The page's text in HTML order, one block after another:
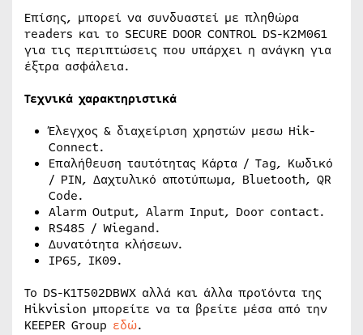
Επίσης, μπορεί να συνδυαστεί με πληθώρα
readers και το SECURE DOOR CONTROL DS-K2M061
για τις περιπτώσεις που υπάρχει η ανάγκη για
έξτρα ασφάλεια.
Τεχνικά χαρακτηριστικά
Έλεγχος & διαχείριση χρηστών μεσω Hik-
Connect.
Επαλήθευση ταυτότητας Κάρτα / Tag, Κωδικό
/ ΡΙΝ, Δαχτυλικό αποτύπωμα, Bluetooth, QR
Code.
Alarm Output, Alarm Input, Door contact.
RS485 / Wiegand.
Δυνατότητα κλήσεων.
IP65, IK09.
Το DS-K1T502DBWX αλλά και άλλα προϊόντα της
Hikvision μπορείτε να τα βρείτε μέσα από την
KEEPER Group εδώ.